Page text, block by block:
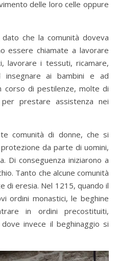
delle loro celle oppure
che la comunità doveva
essere chiamate a lavorare
lavorare i tessuti, ricamare,
insegnare ai bambini e ad
corso di pestilenze, molte di
prestare assistenza nei
comunità di donne, che si
da parte di uomini,
Di conseguenza iniziarono a
Tanto che alcune comunità
di eresia. Nel 1215, quando il
ordini monastici, le beghine
in ordini precostituiti,
invece il beghinaggio si